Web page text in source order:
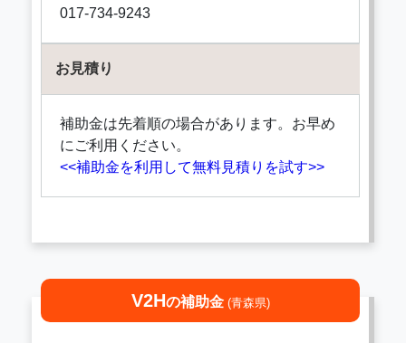
017-734-9243
お見積り
補助金は先着順の場合があります。お早め
にご利用ください。
<<補助金を利用して無料見積りを試す>>
V2Hの補助金 (青森県)